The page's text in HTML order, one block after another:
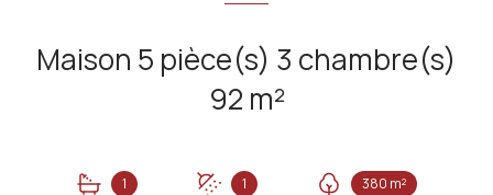
Maison 5 pièce(s) 3 chambre(s)
92 m²
1 1 380 m²